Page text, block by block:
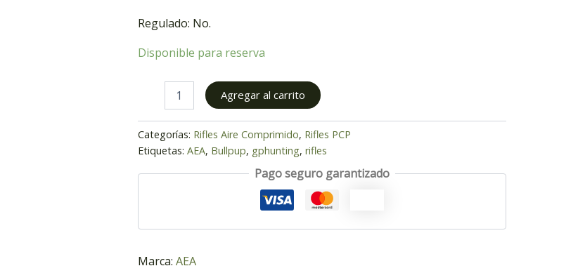
Regulado: No.
Disponible para reserva
Agregar al carrito
Categorías: Rifles Aire Comprimido, Rifles PCP
Etiquetas: AEA, Bullpup, gphunting, rifles
Pago seguro garantizado
Marca: AEA